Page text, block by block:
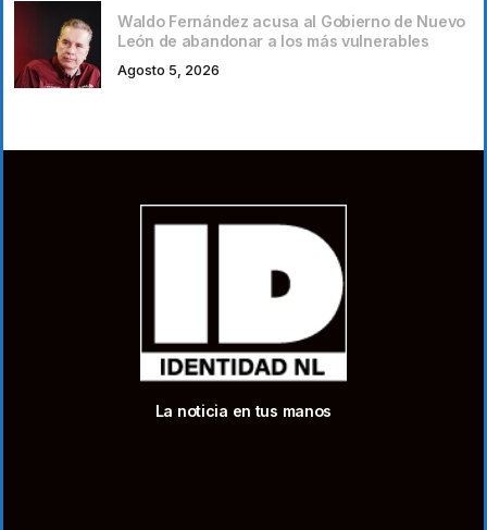
Waldo Fernández acusa al Gobierno de Nuevo
León de abandonar a los más vulnerables
Agosto 5, 2026
La noticia en tus manos